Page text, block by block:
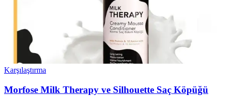
Karşılaştırma
Morfose Milk Therapy ve Silhouette Saç Köpüğü